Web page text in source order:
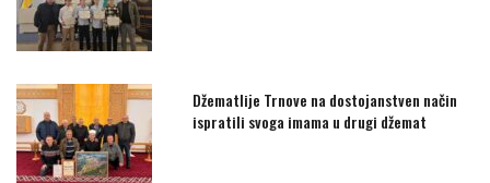
Džematlije Trnove na dostojanstven način
ispratili svoga imama u drugi džemat